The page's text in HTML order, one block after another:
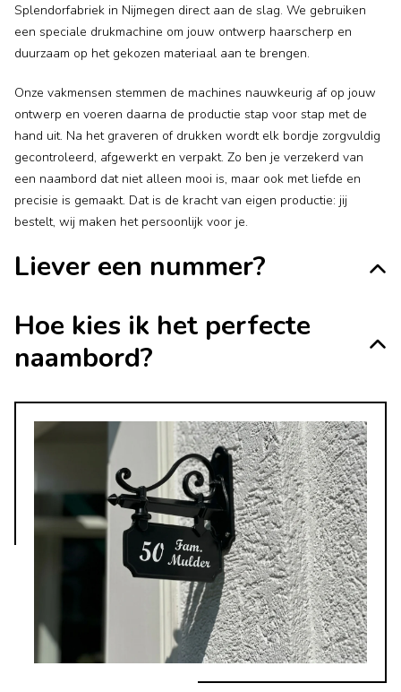
Splendorfabriek in Nijmegen direct aan de slag. We gebruiken
een speciale drukmachine om jouw ontwerp haarscherp en
duurzaam op het gekozen materiaal aan te brengen.
Onze vakmensen stemmen de machines nauwkeurig af op jouw
ontwerp en voeren daarna de productie stap voor stap met de
hand uit. Na het graveren of drukken wordt elk bordje zorgvuldig
gecontroleerd, afgewerkt en verpakt. Zo ben je verzekerd van
een naambord dat niet alleen mooi is, maar ook met liefde en
precisie is gemaakt. Dat is de kracht van eigen productie: jij
bestelt, wij maken het persoonlijk voor je.
Liever een nummer?
Hoe kies ik het perfecte
naambord?